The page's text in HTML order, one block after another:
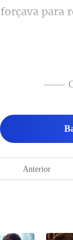
——
Anterior